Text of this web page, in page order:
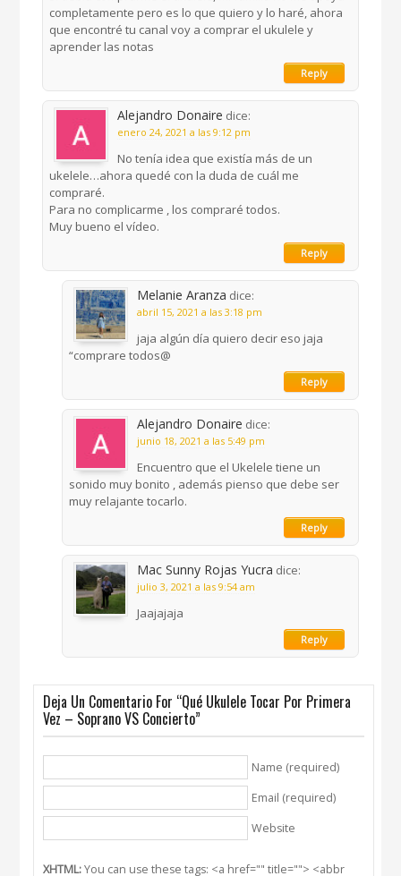
completamente pero es lo que quiero y lo haré, ahora
que encontré tu canal voy a comprar el ukulele y
aprender las notas
Reply
Alejandro Donaire dice:
enero 24, 2021 a las 9:12 pm
No tenía idea que existía más de un
ukelele…ahora quedé con la duda de cuál me
compraré.
Para no complicarme , los compraré todos.
Muy bueno el vídeo.
Reply
Melanie Aranza dice:
abril 15, 2021 a las 3:18 pm
jaja algún día quiero decir eso jaja
“comprare todos@
Reply
Alejandro Donaire dice:
junio 18, 2021 a las 5:49 pm
Encuentro que el Ukelele tiene un
sonido muy bonito , además pienso que debe ser
muy relajante tocarlo.
Reply
Mac Sunny Rojas Yucra dice:
julio 3, 2021 a las 9:54 am
Jaajajaja
Reply
Deja Un Comentario For “Qué Ukulele Tocar Por Primera
Vez – Soprano VS Concierto”
Name (required)
Email (required)
Website
XHTML:You can use these tags: <a href="" title=""> <abbr